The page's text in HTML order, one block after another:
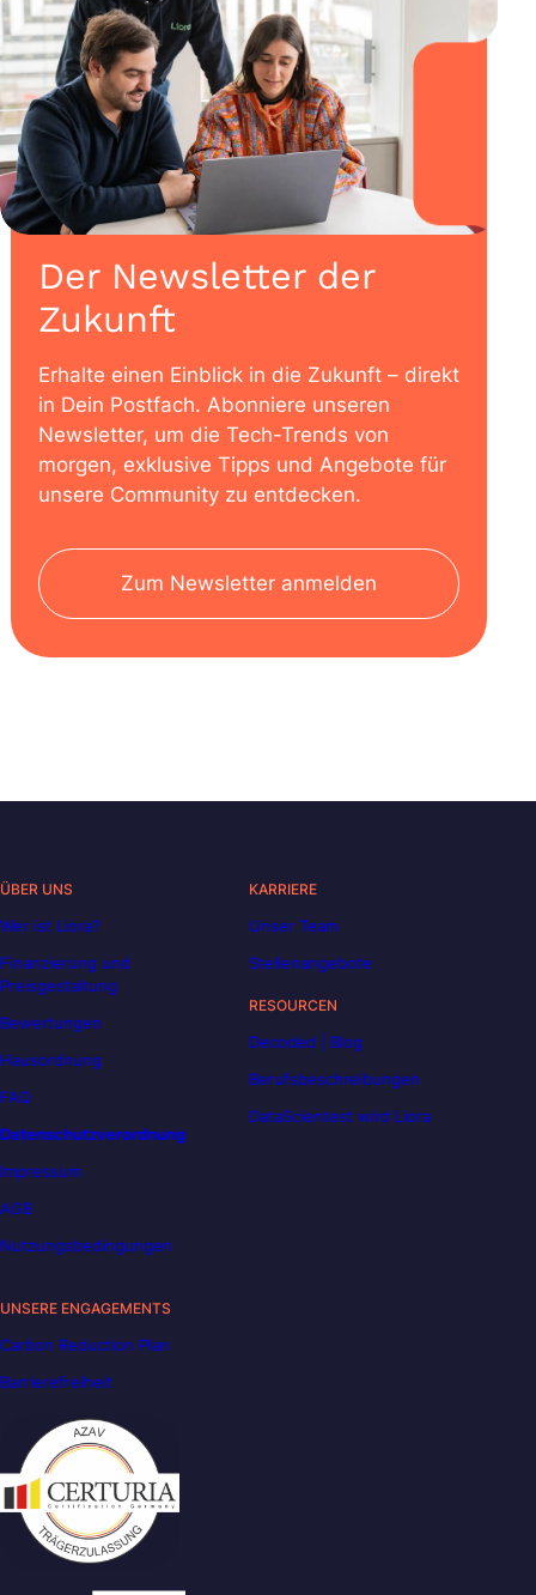
Der Newsletter der
Zukunft
Erhalte einen Einblick in die Zukunft – direkt
in Dein Postfach. Abonniere unseren
Newsletter, um die Tech-Trends von
morgen, exklusive Tipps und Angebote für
unsere Community zu entdecken.
Zum Newsletter anmelden
ÜBER UNS
Wer ist Liora?
Finanzierung und
Preisgestaltung
Bewertungen
Hausordnung
FAQ
Datenschutzverordnung
Impressum
AGB
Nutzungsbedingungen
KARRIERE
Unser Team
Stellenangebote
RESOURCEN
Decoded | Blog
Berufsbeschreibungen
DataScientest wird Liora
UNSERE ENGAGEMENTS
Carbon Reduction Plan
Barrierefreiheit